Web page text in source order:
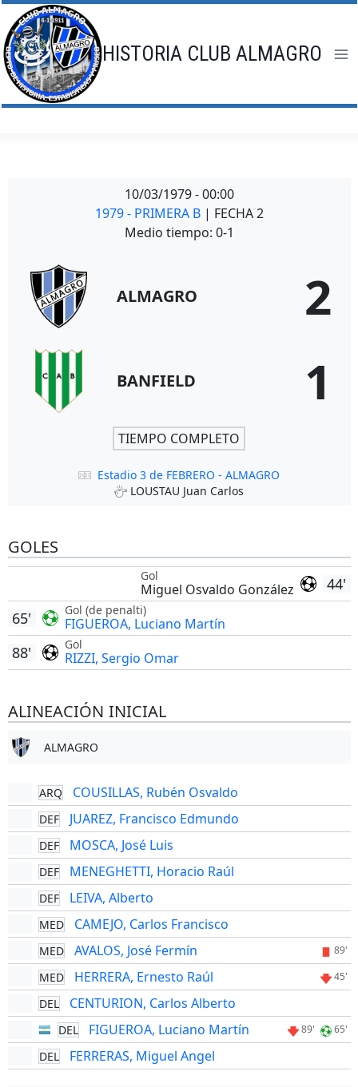
Saltar
al
contenido
HISTORIA CLUB ALMAGRO
10/03/1979 - 00:00
1979 - PRIMERA B | FECHA 2
Medio tiempo: 0-1
ALMAGRO 2
BANFIELD 1
TIEMPO COMPLETO
Estadio 3 de FEBRERO - ALMAGRO
LOUSTAU Juan Carlos
GOLES
44'
Gol
Miguel Osvaldo González
Gol (de penalti)
FIGUEROA, Luciano Martín
65'
Gol
RIZZI, Sergio Omar
88'
ALINEACIÓN INICIAL
ALMAGRO
ARQ COUSILLAS, Rubén Osvaldo
DEF JUAREZ, Francisco Edmundo
DEF MOSCA, José Luis
DEF MENEGHETTI, Horacio Raúl
DEF LEIVA, Alberto
MED CAMEJO, Carlos Francisco
MED AVALOS, José Fermín 89'
MED HERRERA, Ernesto Raúl 45'
DEL CENTURION, Carlos Alberto
DEL FIGUEROA, Luciano Martín 89' 65'
DEL FERRERAS, Miguel Angel